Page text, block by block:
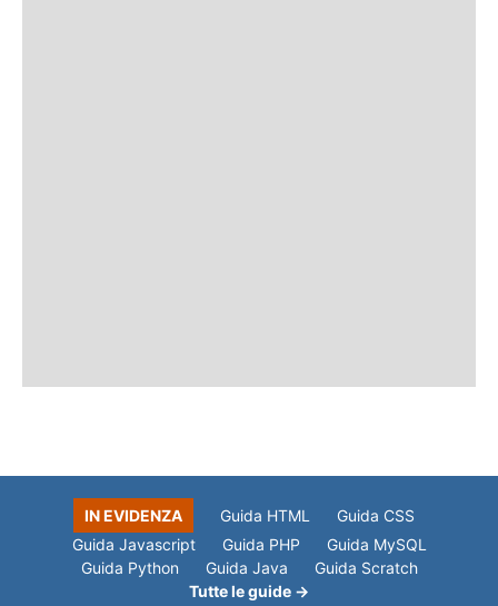
IN EVIDENZA Guida HTML
Guida CSS
Guida Javascript
Guida PHP
Guida MySQL
Guida Python
Guida Java
Guida Scratch
Tutte le guide →